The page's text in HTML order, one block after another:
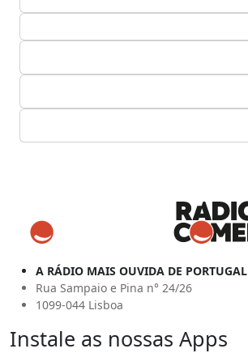
A RÁDIO MAIS OUVIDA DE PORTUGAL
Rua Sampaio e Pina n° 24/26
1099-044 Lisboa
Instale as nossas Apps